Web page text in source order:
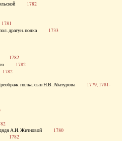
1782
1781
драгун. полка 1733
1782
1782
1782
полка, сын Н.В. Абатурова 1779, 1781-
дядя А.И. Житновой 1780
1782